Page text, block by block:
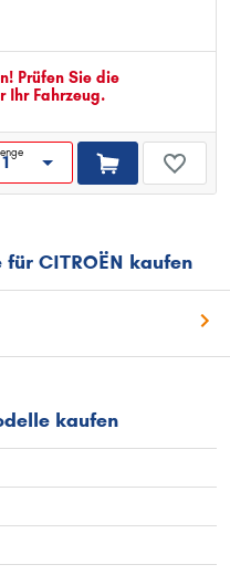
Prüfen Sie die
Ihr Fahrzeug.
CITROËN kaufen
kaufen